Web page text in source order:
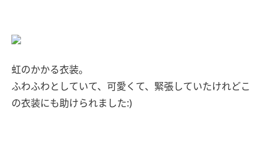
虹のかかる衣装。
ふわふわとしていて、可愛くて、緊張していたけれどこ
の衣装にも助けられました:)